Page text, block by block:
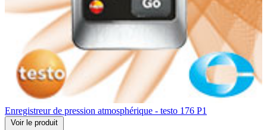
Enregistreur de pression atmosphérique - testo 176 P1
Voir le produit